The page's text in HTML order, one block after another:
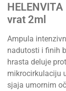
vrat 2ml
Ampula
nadutosti i finih
hrasta deluje
mikrocirkulaciju
sjaja umornim